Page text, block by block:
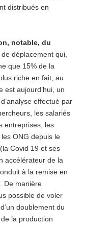
distribués en
notable, du
de déplacement qui,
que 15% de la
riche en fait, au
est aujourd’hui, un
effectué par
les salariés
entreprises, les
ONG depuis le
Covid 19 et ses
accélérateur de la
à la remise en
De manière
possible de voler
doublement du
la production